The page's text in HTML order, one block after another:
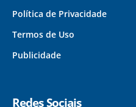
Política de Privacidade
Termos de Uso
Publicidade
Redes Sociais